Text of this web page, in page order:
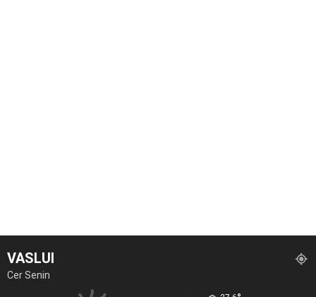
VASLUI
Cer Senin